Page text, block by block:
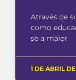
Através de
como
se a maior
1 DE ABRIL